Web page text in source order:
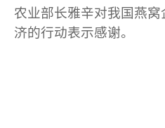
农业部长雅辛对我国燕
济的行动表示感谢。